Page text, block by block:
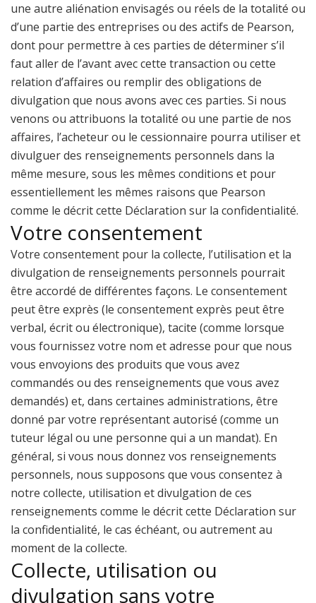
une autre aliénation envisagés ou réels de la totalité ou
d’une partie des entreprises ou des actifs de Pearson,
dont pour permettre à ces parties de déterminer s’il
faut aller de l’avant avec cette transaction ou cette
relation d’affaires ou remplir des obligations de
divulgation que nous avons avec ces parties. Si nous
venons ou attribuons la totalité ou une partie de nos
affaires, l’acheteur ou le cessionnaire pourra utiliser et
divulguer des renseignements personnels dans la
même mesure, sous les mêmes conditions et pour
essentiellement les mêmes raisons que Pearson
comme le décrit cette Déclaration sur la confidentialité.
Votre consentement
Votre consentement pour la collecte, l’utilisation et la
divulgation de renseignements personnels pourrait
être accordé de différentes façons. Le consentement
peut être exprès (le consentement exprès peut être
verbal, écrit ou électronique), tacite (comme lorsque
vous fournissez votre nom et adresse pour que nous
vous envoyions des produits que vous avez
commandés ou des renseignements que vous avez
demandés) et, dans certaines administrations, être
donné par votre représentant autorisé (comme un
tuteur légal ou une personne qui a un mandat). En
général, si vous nous donnez vos renseignements
personnels, nous supposons que vous consentez à
notre collecte, utilisation et divulgation de ces
renseignements comme le décrit cette Déclaration sur
la confidentialité, le cas échéant, ou autrement au
moment de la collecte.
Collecte, utilisation ou
divulgation sans votre